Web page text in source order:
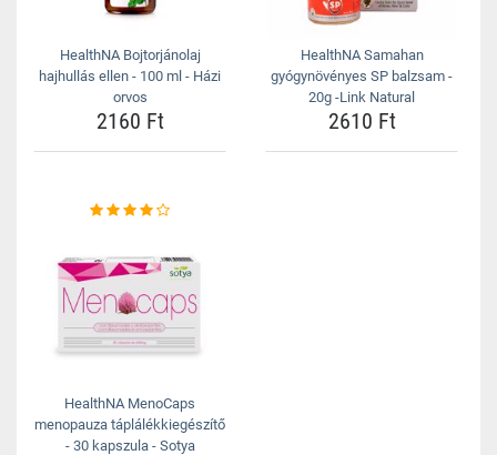
HealthNA Bojtorjánolaj
hajhullás ellen - 100 ml - Házi
orvos
2160 Ft
HealthNA Samahan
gyógynövényes SP balzsam -
20g -Link Natural
2610 Ft
HealthNA MenoCaps
menopauza táplálékkiegészítő
- 30 kapszula - Sotya